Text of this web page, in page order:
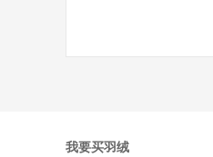
我要买羽绒